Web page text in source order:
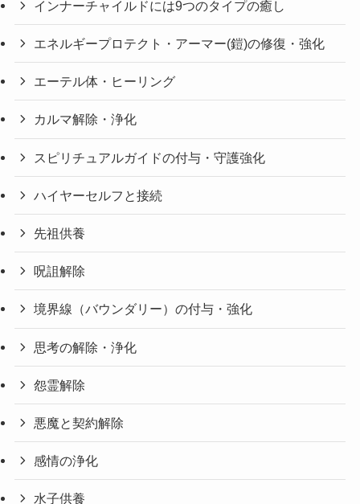
インナーチャイルドには9つのタイプの癒し
エネルギープロテクト・アーマー(鎧)の修復・強化
エーテル体・ヒーリング
カルマ解除・浄化
スピリチュアルガイドの付与・守護強化
ハイヤーセルフと接続
先祖供養
呪詛解除
境界線（バウンダリー）の付与・強化
思考の解除・浄化
怨霊解除
悪魔と契約解除
感情の浄化
水子供養